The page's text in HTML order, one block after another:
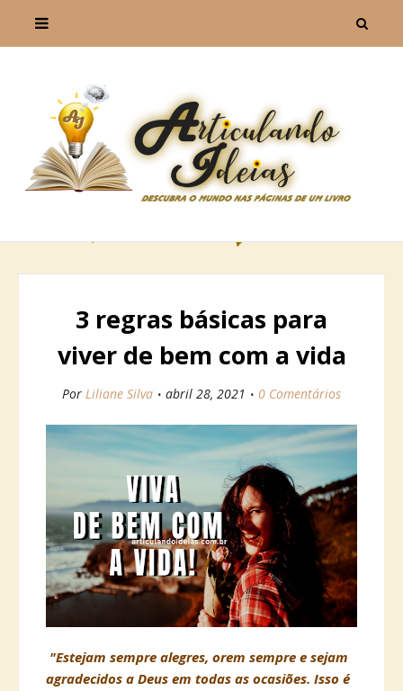
3 regras básicas para
viver de bem com a vida
Por Liliane Silva abril 28, 2021 0 Comentários
"Estejam sempre alegres, orem sempre e sejam
agradecidos a Deus em todas as ocasiões. Isso é